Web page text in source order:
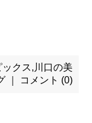
ックス, 川口の美
｜ コメント (0)